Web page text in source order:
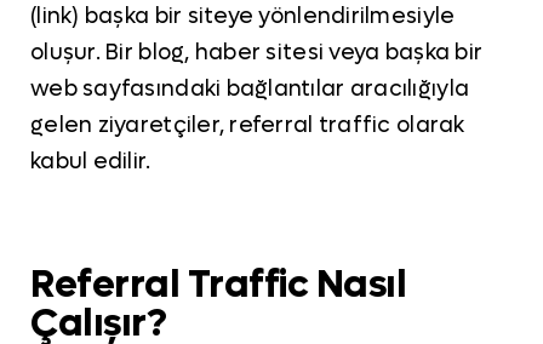
(link) başka bir siteye yönlendirilmesiyle
oluşur. Bir blog, haber sitesi veya başka bir
web sayfasındaki bağlantılar aracılığıyla
gelen ziyaretçiler, referral traffic olarak
kabul edilir.
Referral Traffic Nasıl
Çalışır?